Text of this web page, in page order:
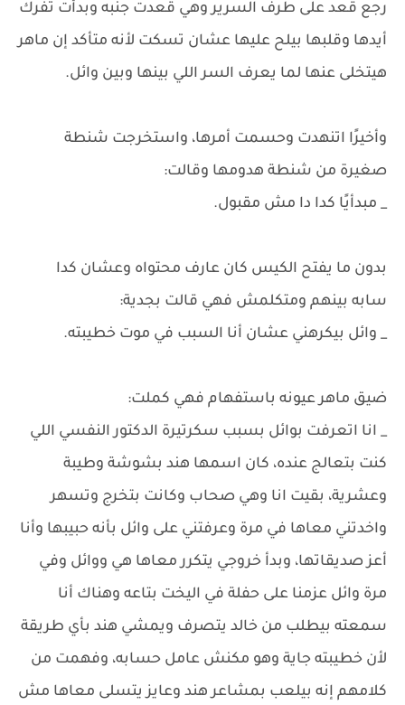
رجع قعد على طرف السرير وهي قعدت جنبه وبدأت تفرك
أيدها وقلبها بيلح عليها عشان تسكت لأنه متأكد إن ماهر
هيتخلى عنها لما يعرف السر اللي بينها وبين وائل.
وأخيرًا اتنهدت وحسمت أمرها، واستخرجت شنطة
صغيرة من شنطة هدومها وقالت:
_ مبدأيًا كدا دا مش مقبول.
بدون ما يفتح الكيس كان عارف محتواه وعشان كدا
سابه بينهم ومتكلمش فهي قالت بجدية:
_ وائل بيكرهني عشان أنا السبب في موت خطيبته.
ضيق ماهر عيونه باستفهام فهي كملت:
_ انا اتعرفت بوائل بسبب سكرتيرة الدكتور النفسي اللي
كنت بتعالج عنده، كان اسمها هند بشوشة وطيبة
وعشرية، بقيت انا وهي صحاب وكانت بتخرج وتسهر
واخدتني معاها في مرة وعرفتني على وائل بأنه حبيبها وأنا
أعز صديقاتها، وبدأ خروجي يتكرر معاها هي ووائل وفي
مرة وائل عزمنا على حفلة في اليخت بتاعه وهناك أنا
سمعته بيطلب من خالد يتصرف ويمشي هند بأي طريقة
لأن خطيبته جاية وهو مكنش عامل حسابه، وفهمت من
كلامهم إنه بيلعب بمشاعر هند وعايز يتسلى معاها مش